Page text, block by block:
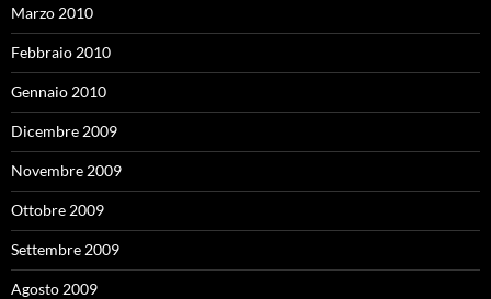
Marzo 2010
Febbraio 2010
Gennaio 2010
Dicembre 2009
Novembre 2009
Ottobre 2009
Settembre 2009
Agosto 2009